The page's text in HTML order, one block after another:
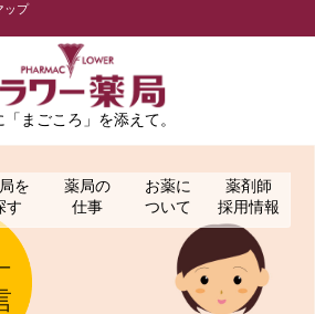
「まごころ」を添えて。
を
す
薬局の
仕事
お薬に
ついて
薬剤師
採用情報
ップ